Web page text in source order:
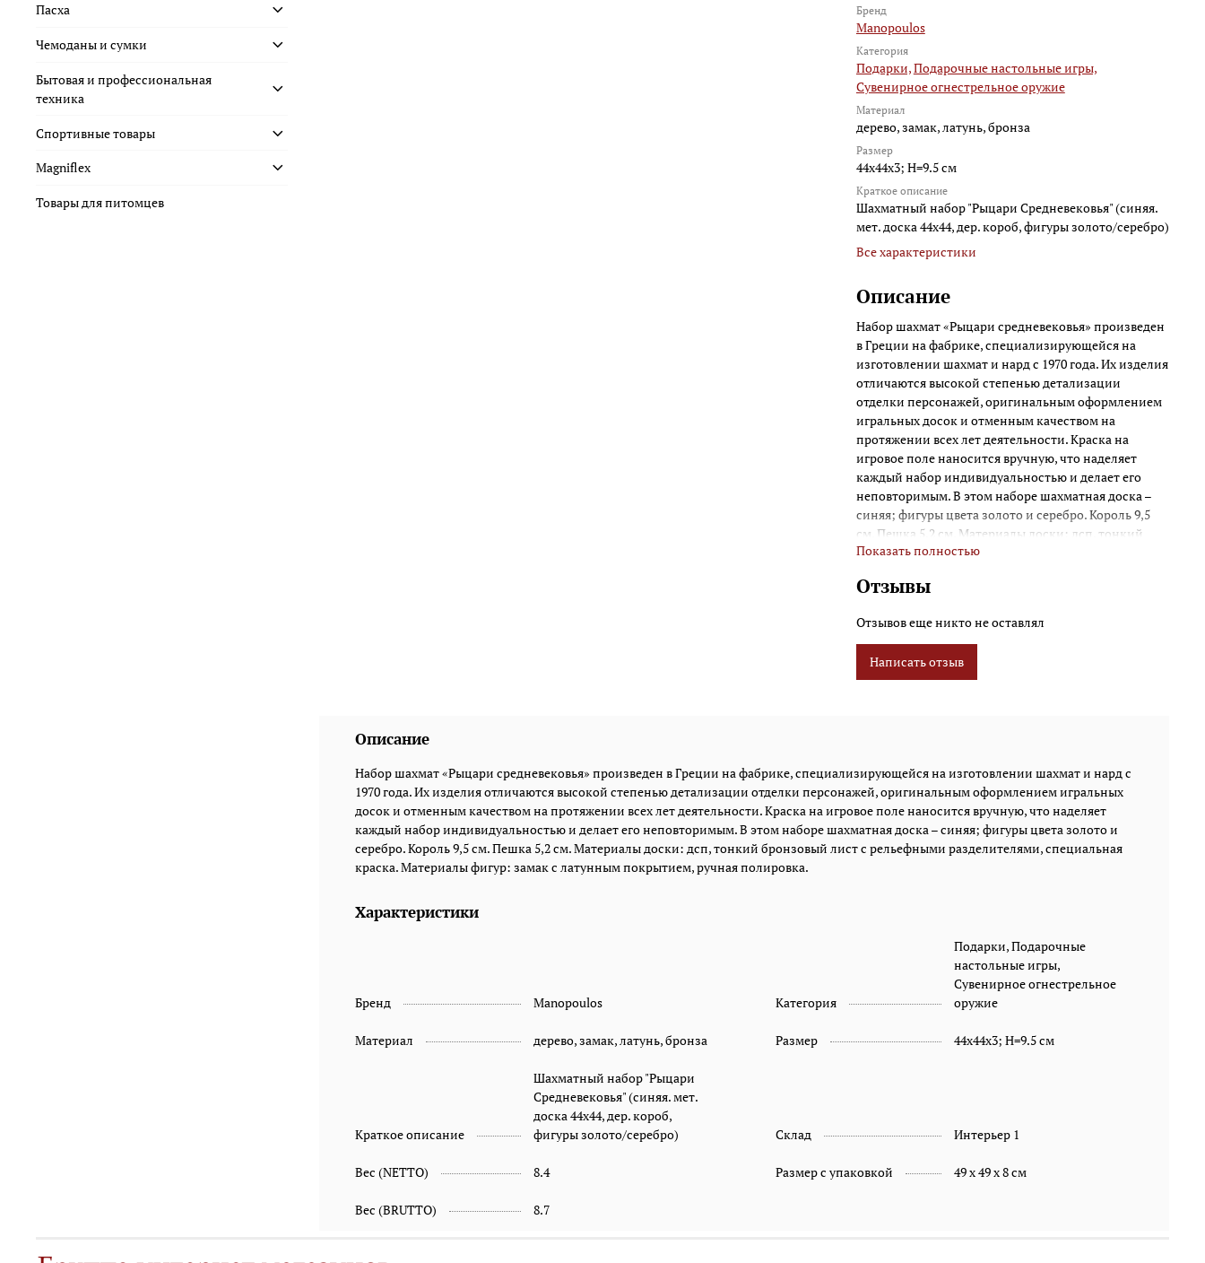
Бренд
Manopoulos
Категория
Подарки,Подарочные настольные игры,
Сувенирное огнестрельное оружие
Материал
дерево, замак, латунь, бронза
Размер
44x44x3; H=9.5 см
Краткое описание
Шахматный набор "Рыцари Средневековья" (синяя.
мет. доска 44х44, дер. короб, фигуры золото/серебро)
Все характеристики
Описание
Набор шахмат «Рыцари средневековья» произведен
в Греции на фабрике, специализирующейся на
изготовлении шахмат и нард с 1970 года. Их изделия
отличаются высокой степенью детализации
отделки персонажей, оригинальным оформлением
игральных досок и отменным качеством на
протяжении всех лет деятельности. Краска на
игровое поле наносится вручную, что наделяет
каждый набор индивидуальностью и делает его
неповторимым. В этом наборе шахматная доска –
синяя; фигуры цвета золото и серебро. Король 9,5
см. Пешка 5,2 см. Материалы доски: дсп, тонкий
бронзовый лист с рельефными разделителями,
латунным покрытием, ручная полировка.
Показать полностью
Отзывы
Отзывов еще никто не оставлял
Написать отзыв
Описание
Набор шахмат «Рыцари средневековья» произведен в Греции на фабрике, специализирующейся на изготовлении шахмат и нард с
1970 года. Их изделия отличаются высокой степенью детализации отделки персонажей, оригинальным оформлением игральных
досок и отменным качеством на протяжении всех лет деятельности. Краска на игровое поле наносится вручную, что наделяет
каждый набор индивидуальностью и делает его неповторимым. В этом наборе шахматная доска – синяя; фигуры цвета золото и
серебро. Король 9,5 см. Пешка 5,2 см. Материалы доски: дсп, тонкий бронзовый лист с рельефными разделителями, специальная
краска. Материалы фигур: замак с латунным покрытием, ручная полировка.
Характеристики
Бренд Manopoulos Категория
Подарки, Подарочные
настольные игры,
Сувенирное огнестрельное
оружие
Материал дерево, замак, латунь, бронза Размер 44x44x3; H=9.5 см
Краткое описание
Шахматный набор "Рыцари
Средневековья" (синяя. мет.
доска 44х44, дер. короб,
фигуры золото/серебро)
Склад Интерьер 1
Вес (NETTO) 8.4 Размер с упаковкой 49 х 49 х 8 см
Вес (BRUTTO) 8.7
Пасха
Чемоданы и сумки
Бытовая и профессиональная
техника
Спортивные товары
Magniflex
Товары для питомцев